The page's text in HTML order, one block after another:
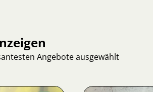
Angebote ausgewählt